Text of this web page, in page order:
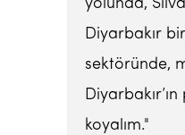
yolunda,
Diyarbakır
sektöründe,
koyalım."